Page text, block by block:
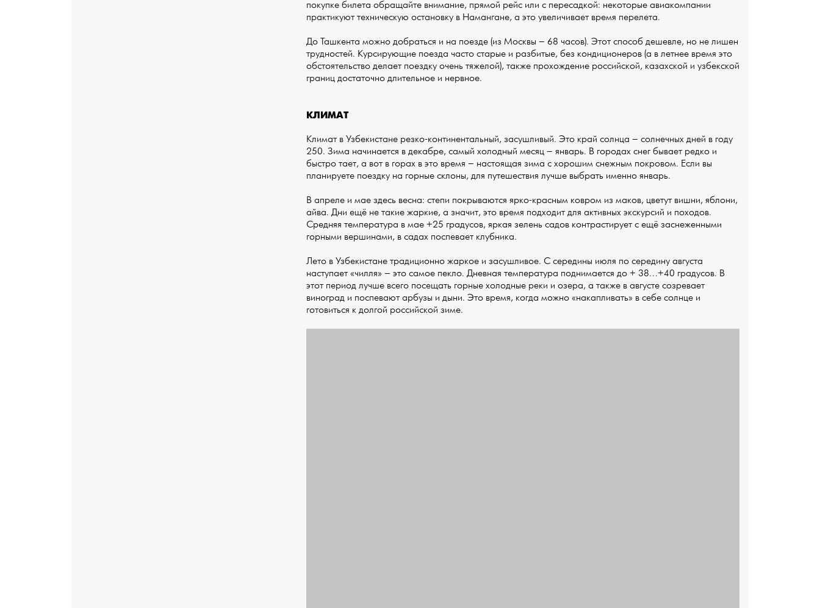
покупке билета обращайте внимание, прямой рейс или с пересадкой: некоторые авиакомпании
практикуют техническую остановку в Намангане, а это увеличивает время перелета.
До Ташкента можно добраться и на поезде (из Москвы – 68 часов). Этот способ дешевле, но не лишен
трудностей. Курсирующие поезда часто старые и разбитые, без кондиционеров (а в летнее время это
обстоятельство делает поездку очень тяжелой), также прохождение российской, казахской и узбекской
границ достаточно длительное и нервное.
КЛИМАТ
Климат в Узбекистане резко-континентальный, засушливый. Это край солнца – солнечных дней в году
250. Зима начинается в декабре, самый холодный месяц – январь. В городах снег бывает редко и
быстро тает, а вот в горах в это время – настоящая зима с хорошим снежным покровом. Если вы
планируете поездку на горные склоны, для путешествия лучше выбрать именно январь.
В апреле и мае здесь весна: степи покрываются ярко-красным ковром из маков, цветут вишни, яблони,
айва. Дни ещё не такие жаркие, а значит, это время подходит для активных экскурсий и походов.
Средняя температура в мае +25 градусов, яркая зелень садов контрастирует с ещё заснеженными
горными вершинами, в садах поспевает клубника.
Лето в Узбекистане традиционно жаркое и засушливое. С середины июля по середину августа
наступает «чилля» – это самое пекло. Дневная температура поднимается до + 38...+40 градусов. В
этот период лучше всего посещать горные холодные реки и озера, а также в августе созревает
виноград и поспевают арбузы и дыни. Это время, когда можно «накапливать» в себе солнце и
готовиться к долгой российской зиме.